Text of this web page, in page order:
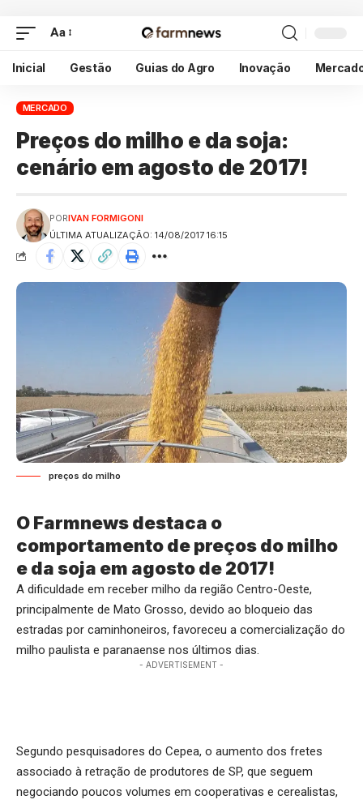
Aa
Inicial Gestão Guias do Agro Inovação
MERCADO
Preços do milho e da soja:
cenário em agosto de 2017!
ÚLTIMA ATUALIZAÇÃO: 14/08/2017 16:15
PORIVAN FORMIGONI
preços do milho
O Farmnews destaca o
comportamento de preços do milho
e da soja em agosto de 2017!
A dificuldade em receber milho da região Centro-Oeste,
principalmente de Mato Grosso, devido ao bloqueio das
estradas por caminhoneiros, favoreceu a comercialização do
milho paulista e paranaense nos últimos dias.
- ADVERTISEMENT -
Segundo pesquisadores do Cepea, o aumento dos fretes
associado à retração de produtores de SP, que seguem
negociando poucos volumes em cooperativas e cerealistas,